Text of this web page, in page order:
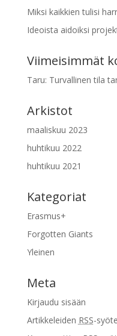
Miksi kaikkien tulisi
Ideoista aidoiksi
Viimeisimmät
Taru: Turvallinen tila
Arkistot
maaliskuu 2023
huhtikuu 2022
huhtikuu 2021
Kategoriat
Erasmus+
Forgotten Giants
Yleinen
Meta
Kirjaudu sisään
Artikkeleiden RSS-syöte